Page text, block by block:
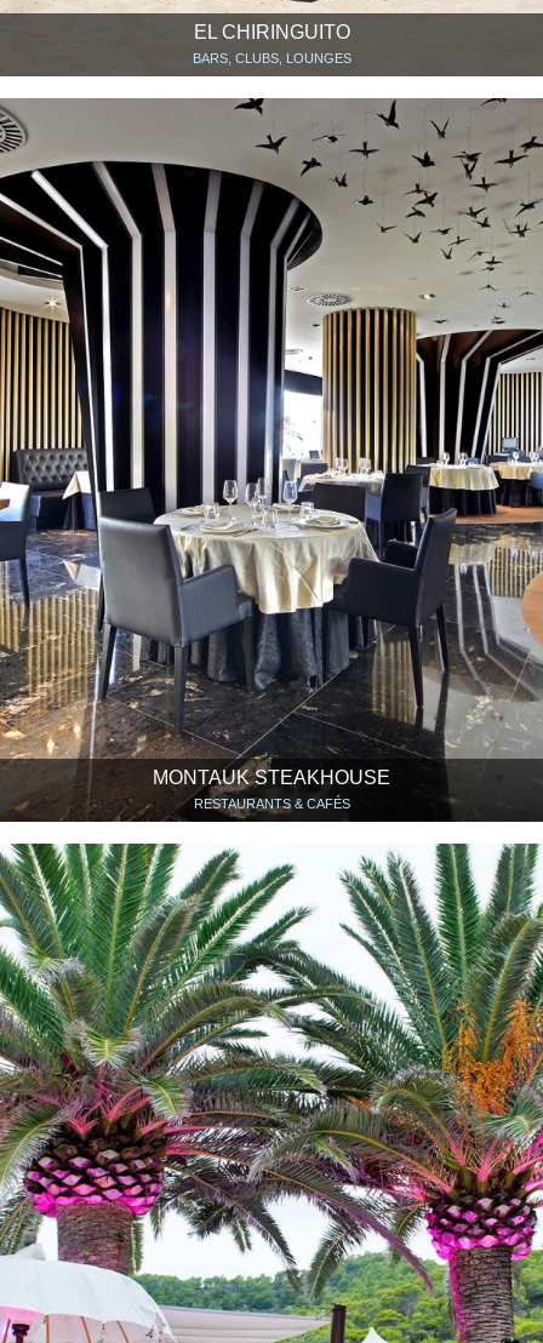
EL CHIRINGUITO
BARS, CLUBS, LOUNGES
MONTAUK STEAKHOUSE
RESTAURANTS & CAFÉS